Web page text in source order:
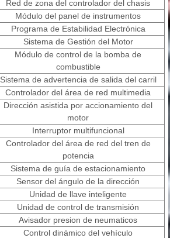
Red de zona del controlador del chasis
Módulo del panel de instrumentos
Programa de Estabilidad Electrónica
Sistema de Gestión del Motor
Módulo de control de la bomba de
combustible
Sistema de advertencia de salida del carril
Controlador del área de red multimedia
Dirección asistida por accionamiento del
motor
Interruptor multifuncional
Controlador del área de red del tren de
potencia
Sistema de guía de estacionamiento
Sensor del ángulo de la dirección
Unidad de llave inteligente
Unidad de control de transmisión
Avisador presion de neumaticos
Control dinámico del vehículo